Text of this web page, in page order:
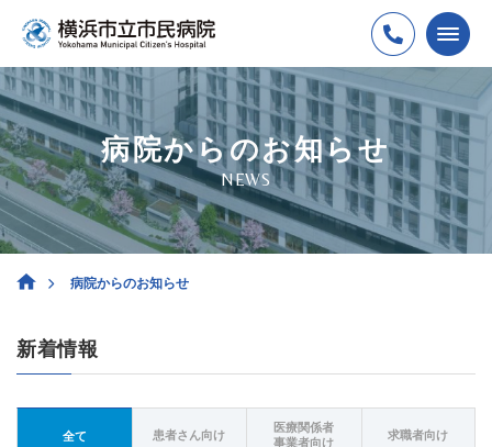
病院からのお知らせ
NEWS
病院からのお知らせ
新着情報
全て 患者さん向け
医療関係者
事業者向け
求職者向け